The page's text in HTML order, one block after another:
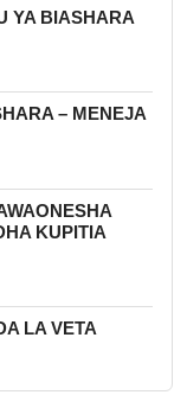
YA BIASHARA
– MENEJA
KUPITIA
LA VETA